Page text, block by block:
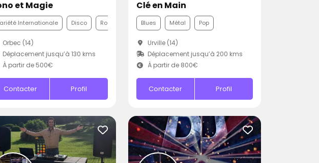
et Magie
Internationale Disco Rock
Orbec (14)
Déplacement jusqu’à 130 kms
À partir de 500€
Contacter Profil
Clé en Main
Blues Métal Pop
Urville (14)
Déplacement jusqu’à 200 kms
À partir de 800€
Contacter Profil